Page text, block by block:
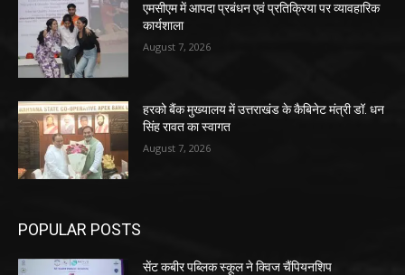
एमसीएम में आपदा प्रबंधन एवं प्रतिक्रिया पर व्यावहारिक
कार्यशाला
August 7, 2026
हरको बैंक मुख्यालय में उत्तराखंड के कैबिनेट मंत्री डॉ. धन
सिंह रावत का स्वागत
August 7, 2026
POPULAR POSTS
सेंट कबीर पब्लिक स्कूल ने क्विज चैंपियनशिप